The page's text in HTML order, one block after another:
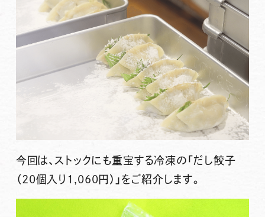
今回は、 ストックにも重宝する冷凍の「だし餃子
（20個入り1,060円）」 をご紹介します。